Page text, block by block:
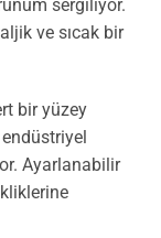
sergiliyor.
ve sıcak bir
bir yüzey
Ayarlanabilir